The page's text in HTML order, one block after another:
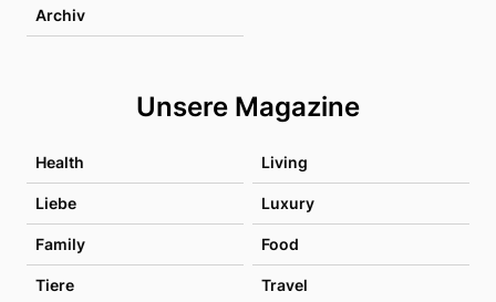
Archiv
Unsere Magazine
Health Living
Liebe Luxury
Family Food
Tiere Travel